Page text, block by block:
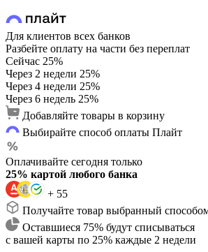
Для клиентов всех банков
Разбейте оплату на части без переплат
Сейчас 25%
Через 2 недели 25%
Через 4 недели 25%
Через 6 недель 25%
Добавляйте товары в корзину
Выбирайте способ оплаты Плайт
Оплачивайте сегодня только
25% картой любого банка
+ 55
Получайте товар выбранный
Оставшиеся 75% будут списываться
с вашей карты по 25% каждые 2 недели